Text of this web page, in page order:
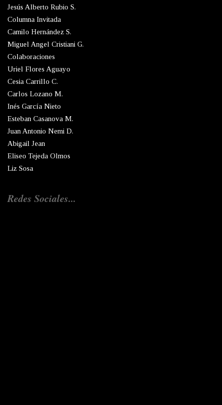
Jesús Alberto Rubio S.
Columna Invitada
Camilo Hernández S.
Miguel Angel Cristiani G.
Colaboraciones
Uriel Flores Aguayo
Cesia Carrillo C.
Carlos Lozano M.
Inés García Nieto
Esteban Casanova M.
Juan Antonio Nemi D.
Abigail Jean
Eliseo Tejeda Olmos
Liz Sosa
Redes Sociales...